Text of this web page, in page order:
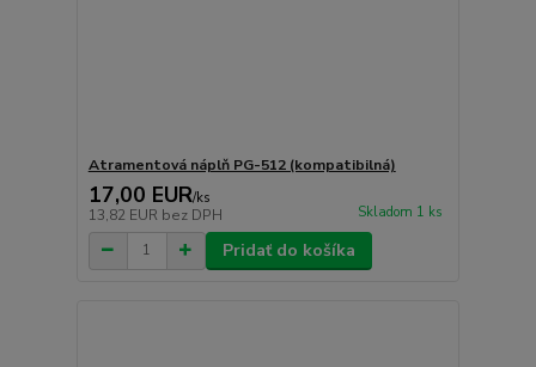
Atramentová náplň PG-512 (kompatibilná)
17,00 EUR/ks
13,82 EUR bez DPH Skladom 1 ks
Pridať do košíka